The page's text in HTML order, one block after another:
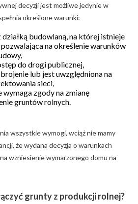
decyzji jest możliwe jedynie w
określone warunki:
działką budowlaną, na której istnieje
na określenie warunków
do drogi publicznej,
lub jest uwzględniona na
sieci,
wymaga zgody na zmianę
gruntów rolnych.
wszystkie wymogi, wciąż nie mamy
że wydana decyzja o warunkach
wzniesienie wymarzonego domu na
grunty z produkcji rolnej?